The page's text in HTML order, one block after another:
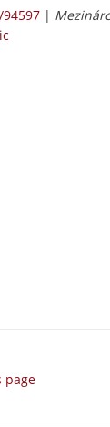
|
page